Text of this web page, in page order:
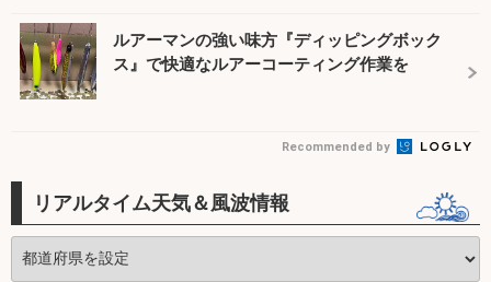
ルアーマンの強い味方『ディッピングボック
ス』で快適なルアーコーティング作業を
Recommended by
リアルタイム天気＆風波情報